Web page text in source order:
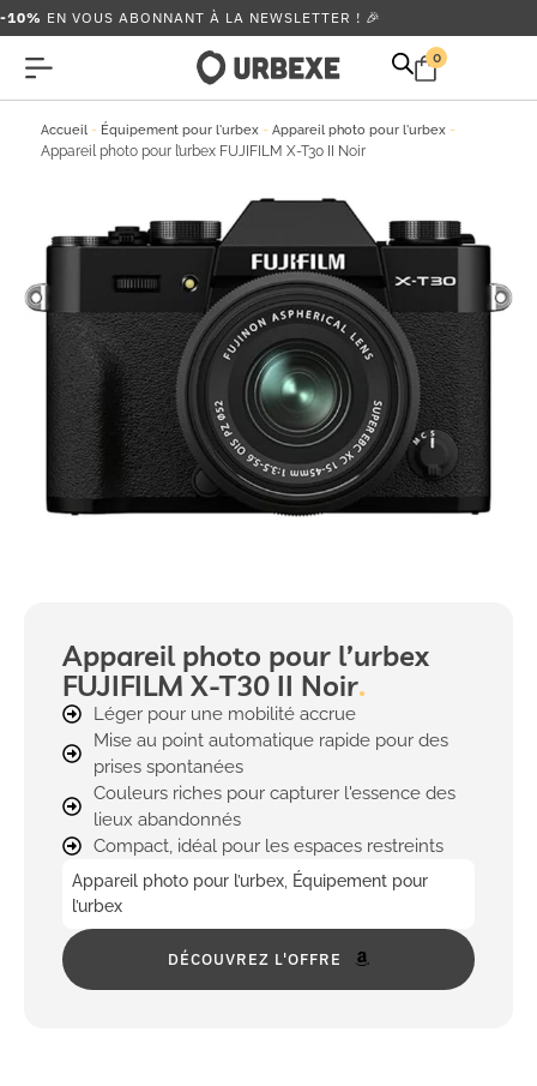
-10% EN VOUS ABONNANT À LA NEWSLETTER ! 🎉
0
Accueil - Équipement pour l'urbex - Appareil photo pour l'urbex -
Appareil photo pour l’urbex FUJIFILM X-T30 II Noir
Appareil photo pour l’urbex
FUJIFILM X-T30 II Noir
Léger pour une mobilité accrue
Mise au point automatique rapide pour des
prises spontanées
Couleurs riches pour capturer l'essence des
lieux abandonnés
Compact, idéal pour les espaces restreints
Appareil photo pour l’urbex Équipement pour
l’urbex
DÉCOUVREZ L'OFFRE